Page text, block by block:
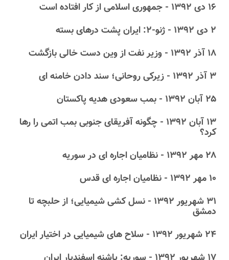
۱۶ دى ۱۳۹۲ - جمهوری اسلامی از کار افتاده است
۲ دى ۱۳۹۲ - ژنو-۲: ایران پشت درهای بسته
۱۸ آذر ۱۳۹۲ - وزیر نفت از وین دست خالی بازگشت
۳ آذر ۱۳۹۲ - زیرکی روحانی؛ سند دادن خامنه ای
۲۵ آبان ۱۳۹۲ - بمب سعودی هدیه پاکستان
۱۳ آبان ۱۳۹۲ - چگونه آفریقای جنوبی بمب اتمی را رها
کرد؟
۲۸ مهر ۱۳۹۲ - نظامیان اجاره ای در سوریه
۱۰ مهر ۱۳۹۲ - نظامیان اجاره ای قدس
۳۱ شهریور ۱۳۹۲ - نسل کشی شیمیایی؛ از حلبچه تا
دمشق
۲۴ شهریور ۱۳۹۲ - سلاح های شیمیایی در اختیار ایران